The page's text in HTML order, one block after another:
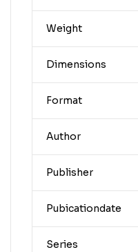
Weight
Dimensions
Format
Author
Publisher
Pubicationdate
Series